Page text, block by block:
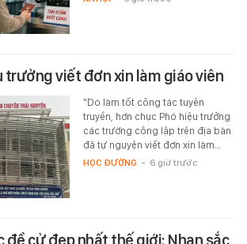
trưởng viết đơn xin làm giáo viên
"Do làm tốt công tác tuyên
truyền, hơn chục Phó hiệu trưởng
các trường công lập trên địa bàn
đã tự nguyện viết đơn xin làm…
HỌC ĐƯỜNG - 6 giờ trước
đề cử đẹp nhất thế giới: Nhan sắc